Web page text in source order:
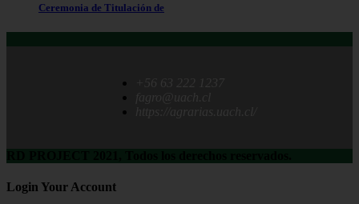
Ceremonia de Titulación de
Login Your Account